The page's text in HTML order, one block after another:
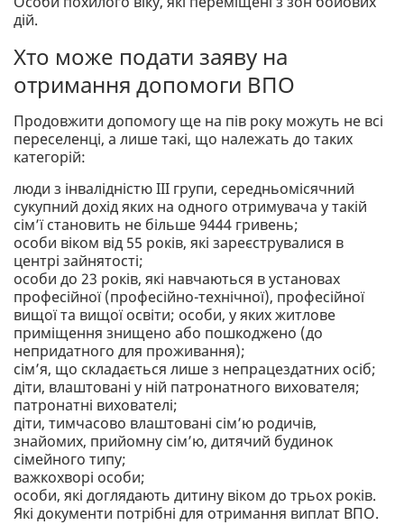
дій.
Хто може подати заяву на
отримання допомоги ВПО
Продовжити допомогу ще на пів року можуть не всі
переселенці, а лише такі, що належать до таких
категорій:
люди з інвалідністю ІІІ групи, середньомісячний
сукупний дохід яких на одного отримувача у такій
сім’ї становить не більше 9444 гривень;
особи віком від 55 років, які зареєструвалися в
центрі зайнятості;
особи до 23 років, які навчаються в установах
професійної (професійно-технічної), професійної
вищої та вищої освіти; особи, у яких житлове
приміщення знищено або пошкоджено (до
непридатного для проживання);
сім’я, що складається лише з непрацездатних осіб;
діти, влаштовані у ній патронатного вихователя;
патронатні вихователі;
діти, тимчасово влаштовані сім’ю родичів,
знайомих, прийомну сім’ю, дитячий будинок
сімейного типу;
важкохворі особи;
особи, які доглядають дитину віком до трьох років.
Які документи потрібні для отримання виплат ВПО.